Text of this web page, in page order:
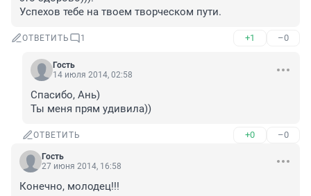
Успехов тебе на твоем творческом пути.
ОТВЕТИТЬ 1 +1 –0
Гость
14 июля 2014, 02:58
Спасибо, Ань)
Ты меня прям удивила))
ОТВЕТИТЬ +0 –0
Гость
27 июня 2014, 16:58
Конечно, молодец!!!